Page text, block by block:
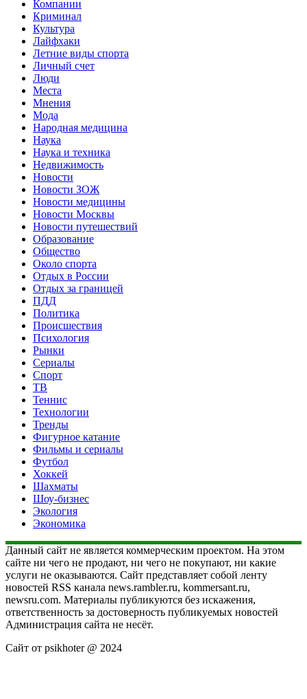
Компании
Криминал
Культура
Лайфхаки
Летние виды спорта
Личный счет
Люди
Места
Мнения
Мода
Народная медицина
Наука
Наука и техника
Недвижимость
Новости
Новости ЗОЖ
Новости медицины
Новости Москвы
Новости путешествий
Образование
Общество
Около спорта
Отдых в России
Отдых за границей
ПДД
Политика
Происшествия
Психология
Рынки
Сериалы
Спорт
ТВ
Теннис
Технологии
Тренды
Фигурное катание
Фильмы и сериалы
Футбол
Хоккей
Шахматы
Шоу-бизнес
Экология
Экономика
Данный сайт не является коммерческим проектом. На этом
сайте ни чего не продают, ни чего не покупают, ни какие
услуги не оказываются. Сайт представляет собой ленту
новостей RSS канала news.rambler.ru, kommersant.ru,
newsru.com. Материалы публикуются без искажения,
ответственность за достоверность публикуемых новостей
Администрация сайта не несёт.
Сайт от psikhoter @ 2024